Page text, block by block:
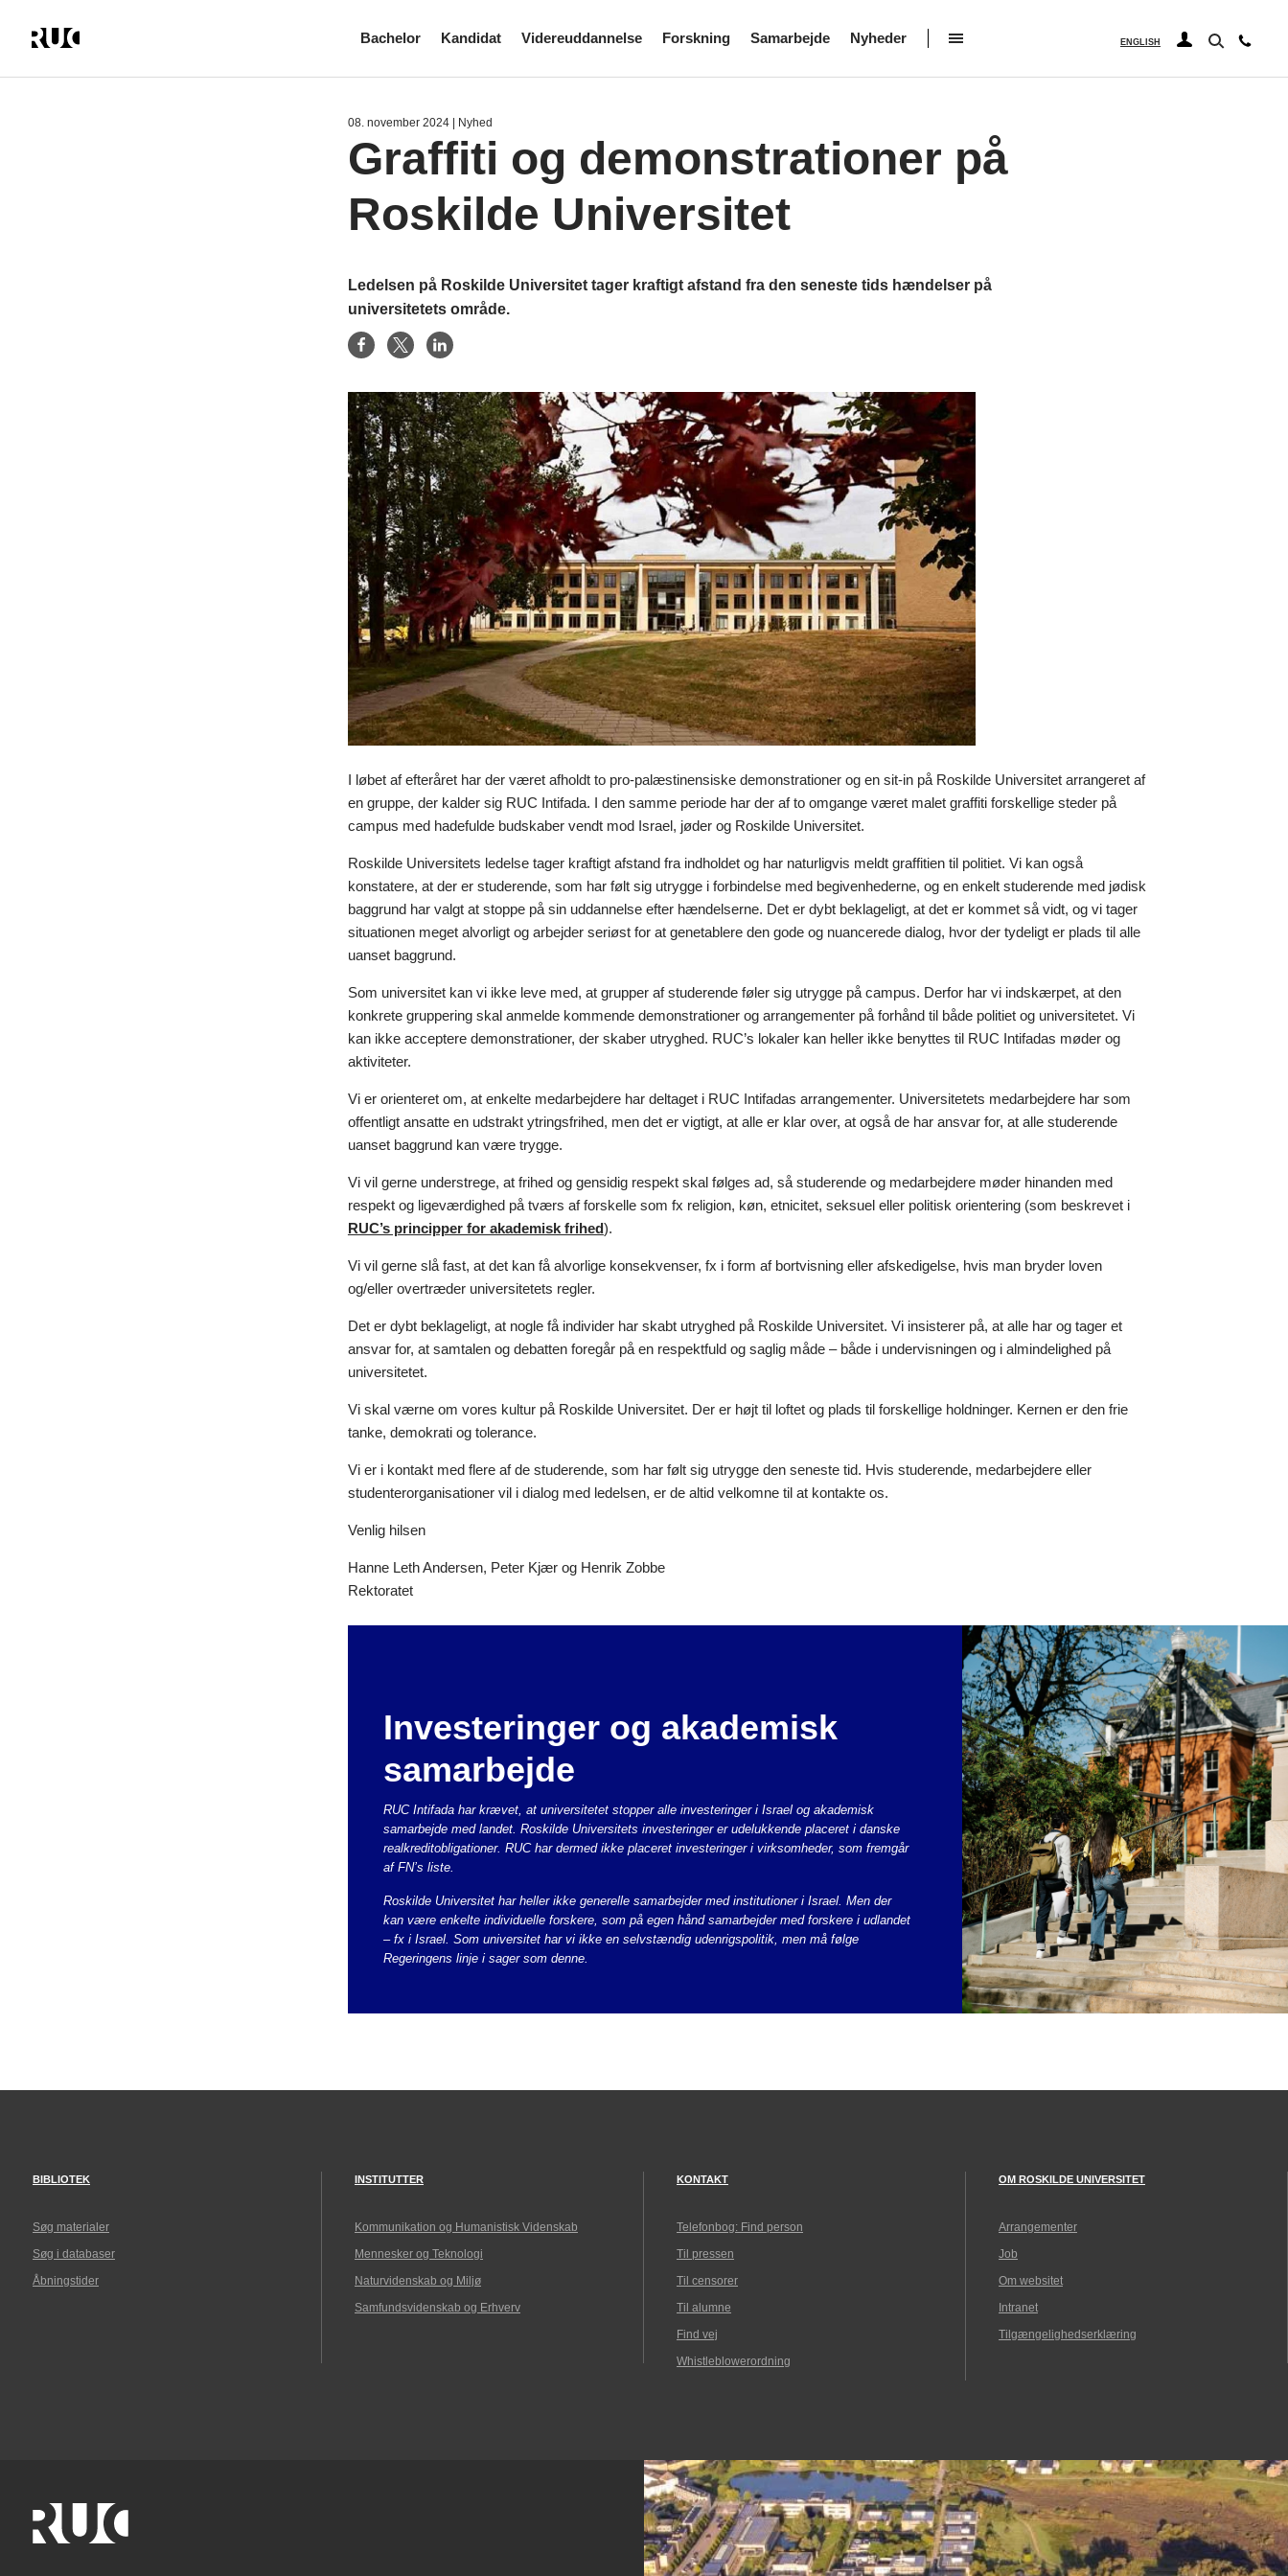
Bachelor Kandidat Videreuddannelse Forskning Samarbejde Nyheder ENGLISH
08. november 2024| Nyhed
Graffiti og demonstrationer på
Roskilde Universitet
Ledelsen på Roskilde Universitet tager kraftigt afstand fra den seneste tids hændelser på
universitetets område.
I løbet af efteråret har der været afholdt to pro-palæstinensiske demonstrationer og en sit-in på Roskilde Universitet arrangeret af
en gruppe, der kalder sig RUC Intifada. I den samme periode har der af to omgange været malet graffiti forskellige steder på
campus med hadefulde budskaber vendt mod Israel, jøder og Roskilde Universitet.
Roskilde Universitets ledelse tager kraftigt afstand fra indholdet og har naturligvis meldt graffitien til politiet. Vi kan også
konstatere, at der er studerende, som har følt sig utrygge i forbindelse med begivenhederne, og en enkelt studerende med jødisk
baggrund har valgt at stoppe på sin uddannelse efter hændelserne. Det er dybt beklageligt, at det er kommet så vidt, og vi tager
situationen meget alvorligt og arbejder seriøst for at genetablere den gode og nuancerede dialog, hvor der tydeligt er plads til alle
uanset baggrund.
Som universitet kan vi ikke leve med, at grupper af studerende føler sig utrygge på campus. Derfor har vi indskærpet, at den
konkrete gruppering skal anmelde kommende demonstrationer og arrangementer på forhånd til både politiet og universitetet. Vi
kan ikke acceptere demonstrationer, der skaber utryghed. RUC’s lokaler kan heller ikke benyttes til RUC Intifadas møder og
aktiviteter.
Vi er orienteret om, at enkelte medarbejdere har deltaget i RUC Intifadas arrangementer. Universitetets medarbejdere har som
offentligt ansatte en udstrakt ytringsfrihed, men det er vigtigt, at alle er klar over, at også de har ansvar for, at alle studerende
uanset baggrund kan være trygge.
Vi vil gerne understrege, at frihed og gensidig respekt skal følges ad, så studerende og medarbejdere møder hinanden med
respekt og ligeværdighed på tværs af forskelle som fx religion, køn, etnicitet, seksuel eller politisk orientering (som beskrevet i
RUC’s principper for akademisk frihed).
Vi vil gerne slå fast, at det kan få alvorlige konsekvenser, fx i form af bortvisning eller afskedigelse, hvis man bryder loven
og/eller overtræder universitetets regler.
Det er dybt beklageligt, at nogle få individer har skabt utryghed på Roskilde Universitet. Vi insisterer på, at alle har og tager et
ansvar for, at samtalen og debatten foregår på en respektfuld og saglig måde – både i undervisningen og i almindelighed på
universitetet.
Vi skal værne om vores kultur på Roskilde Universitet. Der er højt til loftet og plads til forskellige holdninger. Kernen er den frie
tanke, demokrati og tolerance.
Vi er i kontakt med flere af de studerende, som har følt sig utrygge den seneste tid. Hvis studerende, medarbejdere eller
studenterorganisationer vil i dialog med ledelsen, er de altid velkomne til at kontakte os.
Venlig hilsen
Hanne Leth Andersen, Peter Kjær og Henrik Zobbe
Rektoratet
Investeringer og akademisk
samarbejde
RUC Intifada har krævet, at universitetet stopper alle investeringer i Israel og akademisk
samarbejde med landet. Roskilde Universitets investeringer er udelukkende placeret i danske
realkreditobligationer. RUC har dermed ikke placeret investeringer i virksomheder, som fremgår
af FN’s liste.
Roskilde Universitet har heller ikke generelle samarbejder med institutioner i Israel. Men der
kan være enkelte individuelle forskere, som på egen hånd samarbejder med forskere i udlandet
– fx i Israel. Som universitet har vi ikke en selvstændig udenrigspolitik, men må følge
Regeringens linje i sager som denne.
BIBLIOTEK
Søg materialer
Søg i databaser
Åbningstider
INSTITUTTER
Kommunikation og Humanistisk Videnskab
Mennesker og Teknologi
Naturvidenskab og Miljø
Samfundsvidenskab og Erhverv
KONTAKT
Telefonbog: Find person
Til pressen
Til censorer
Til alumne
Find vej
Whistleblowerordning
OM ROSKILDE UNIVERSITET
Arrangementer
Job
Om websitet
Intranet
Tilgængelighedserklæring